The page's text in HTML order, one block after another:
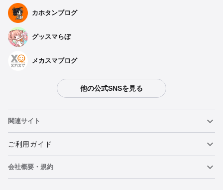
カホタンブログ
グッスマらぼ
メカスマブログ
他の公式SNSを見る
関連サイト
ねんどろいど
ねんどろいどフェイスメーカー
ご利用ガイド
重要なお知らせ
会社概要・規約